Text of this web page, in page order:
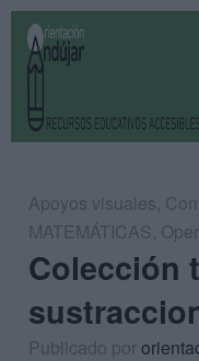
Apoyos visuales,
MATEMÁTICAS,
Colección
Publicado por